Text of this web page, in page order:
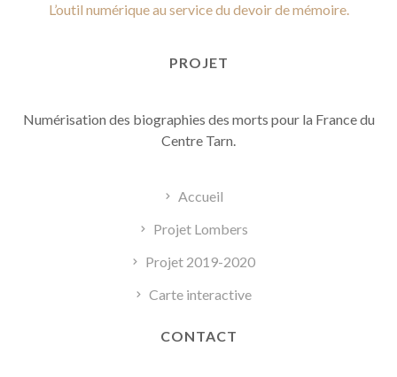
L’outil numérique au service du devoir de mémoire.
PROJET
Numérisation des biographies des morts pour la France du
Centre Tarn.
Accueil
Projet Lombers
Projet 2019-2020
Carte interactive
CONTACT